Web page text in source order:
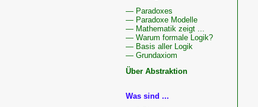
— Paradoxes
— Paradoxe Modelle
— Mathematik zeigt ...
— Warum formale Logik?
— Basis aller Logik
— Grundaxiom
Über Abstraktion
Was sind ...